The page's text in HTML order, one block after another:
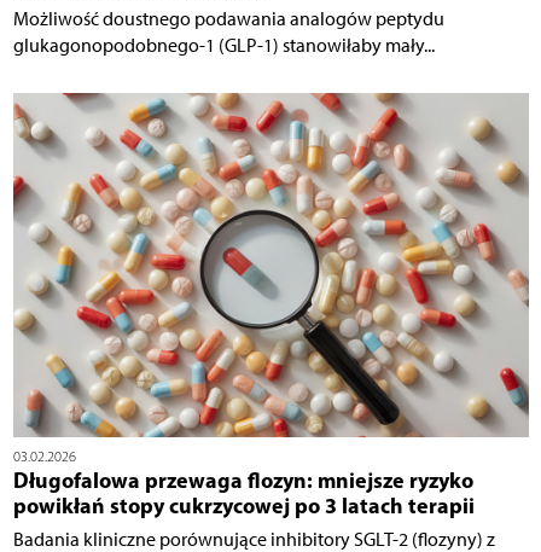
Możliwość doustnego podawania analogów peptydu
glukagonopodobnego-1 (GLP-1) stanowiłaby mały...
03.02.2026
Długofalowa przewaga flozyn: mniejsze ryzyko
powikłań stopy cukrzycowej po 3 latach terapii
Badania kliniczne porównujące inhibitory SGLT-2 (flozyny) z